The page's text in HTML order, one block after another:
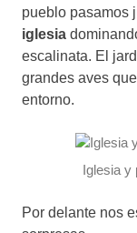
pueblo pasamos
iglesia
escalinata. El
grandes aves
entorno.
Iglesia y
Por delante nos